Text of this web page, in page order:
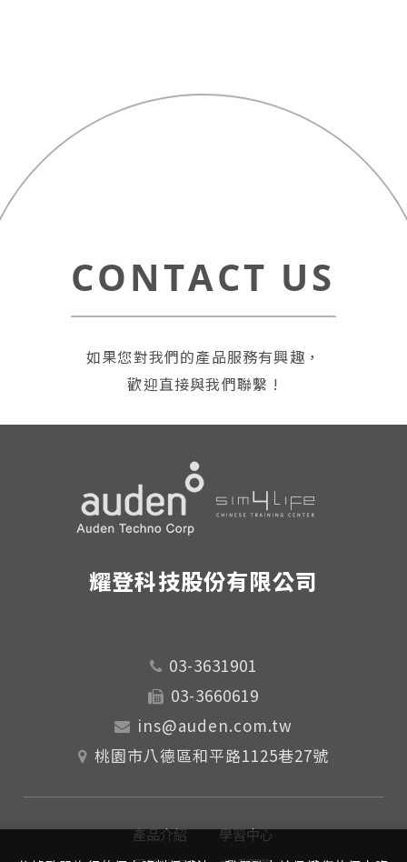
CONTACT US
如果您對我們的產品服務有興趣，
歡迎直接與我們聯繫 !
耀登科技股份有限公司
03-3631901
03-3660619
ins@auden.com.tw
桃園市八德區和平路1125巷27號
產品介紹
學習中心